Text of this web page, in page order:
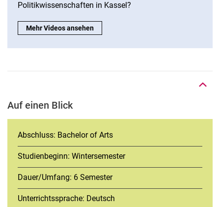
Politikwissenschaften in Kassel?
Weitere Videos STudis erzählen?:
Mehr Videos ansehen
Nach oben
Auf einen Blick
Abschluss: Bachelor of Arts
Studienbeginn: Wintersemester
Dauer/Umfang: 6 Semester
Unterrichtssprache: Deutsch